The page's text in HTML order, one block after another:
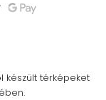
térképeket